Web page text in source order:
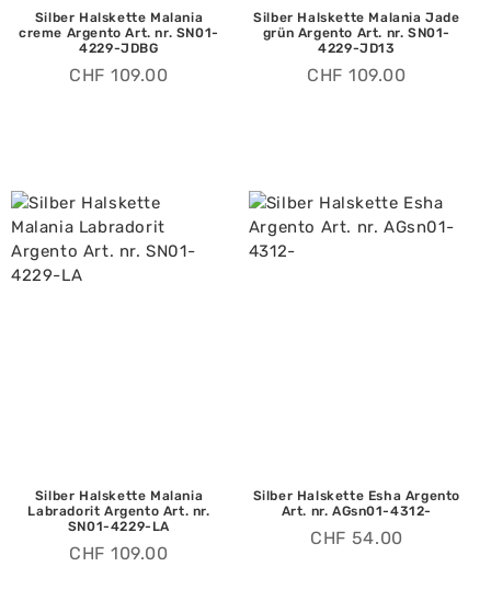
Silber Halskette Malania
creme Argento Art. nr. SN01-
4229-JDBG
CHF 109.00
Silber Halskette Malania Jade
grün Argento Art. nr. SN01-
4229-JD13
CHF 109.00
Silber Halskette Malania
Labradorit Argento Art. nr.
SN01-4229-LA
CHF 109.00
Silber Halskette Esha Argento
Art. nr. AGsn01-4312-
CHF 54.00